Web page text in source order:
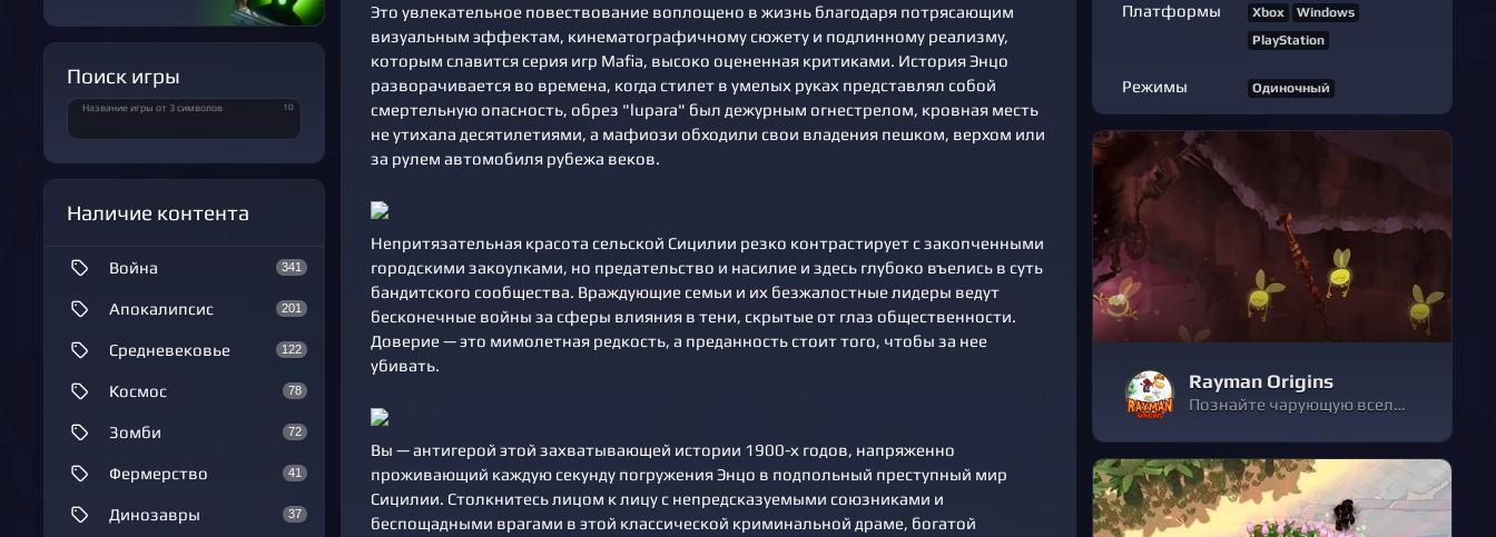
Поиск игры
Название игры от 3 символов 10
Наличие контента
341
Война
201
Апокалипсис
122
Средневековье
78
Космос
72
Зомби
41
Фермерство
37
Динозавры
Это увлекательное повествование воплощено в жизнь благодаря потрясающим
визуальным эффектам, кинематографичному сюжету и подлинному реализму,
которым славится серия игр Mafia, высоко оцененная критиками. История Энцо
разворачивается во времена, когда стилет в умелых руках представлял собой
смертельную опасность, обрез "lupara" был дежурным огнестрелом, кровная месть
не утихала десятилетиями, а мафиози обходили свои владения пешком, верхом или
за рулем автомобиля рубежа веков.
Непритязательная красота сельской Сицилии резко контрастирует с закопченными
городскими закоулками, но предательство и насилие и здесь глубоко въелись в суть
бандитского сообщества. Враждующие семьи и их безжалостные лидеры ведут
бесконечные войны за сферы влияния в тени, скрытые от глаз общественности.
Доверие — это мимолетная редкость, а преданность стоит того, чтобы за нее
убивать.
Вы — антигерой этой захватывающей истории 1900-х годов, напряженно
проживающий каждую секунду погружения Энцо в подпольный преступный мир
Сицилии. Столкнитесь лицом к лицу с непредсказуемыми союзниками и
беспощадными врагами в этой классической криминальной драме, богатой
Платформы Xbox
Windows
PlayStation
Режимы Одиночный
Rayman Origins
Познайте чарующую вселенную Rayman с ее легендарным двухмерным игровым процессом, покорившим сердца миллионов поклонников!